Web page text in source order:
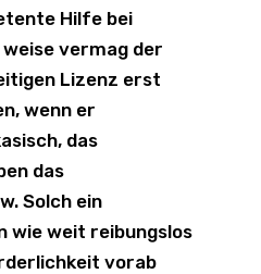
Hilfe bei
vermag der
Lizenz erst
wenn er
das
das
Solch ein
wie weit reibungslos
vorab